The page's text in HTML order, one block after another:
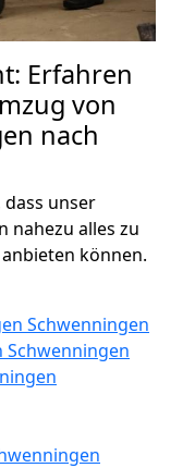
Erfahren
von
nach
unser
nahezu alles zu
anbieten können.
Schwenningen
Schwenningen